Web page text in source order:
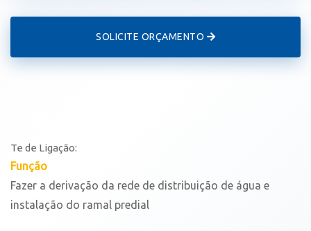
SOLICITE ORÇAMENTO
Te de Ligação:
Função
Fazer a derivação da rede de distribuição de água e
instalação do ramal predial